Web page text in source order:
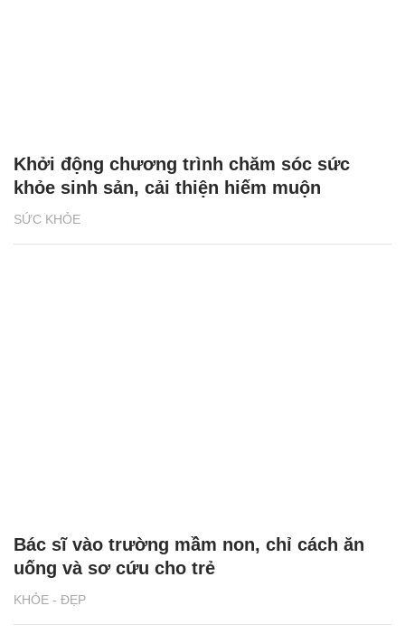
SỨC KHỎE
Khởi động chương trình chăm sóc sức
khỏe sinh sản, cải thiện hiếm muộn
KHỎE - ĐẸP
Bác sĩ vào trường mầm non, chỉ cách ăn
uống và sơ cứu cho trẻ